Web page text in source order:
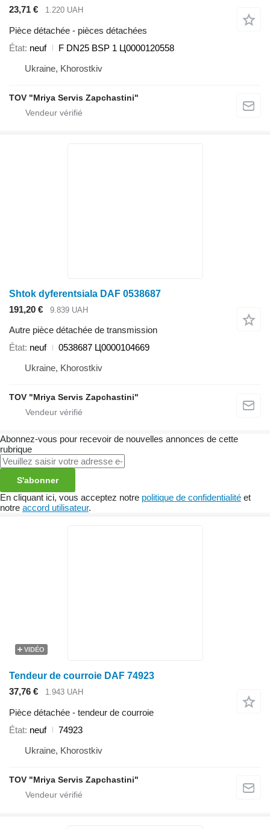
23,71 € 1.220 UAH
Pièce détachée - pièces détachées
État neuf
F DN25 BSP 1 Ц0000120558
Ukraine, Khorostkiv
TOV "Mriya Servis Zapchastini"
Shtok dyferentsiala DAF 0538687
191,20 €
9.839 UAH
Autre pièce détachée de transmission
État neuf
0538687 Ц0000104669
Ukraine, Khorostkiv
TOV "Mriya Servis Zapchastini"
Abonnez-vous pour recevoir de nouvelles annonces de cette
rubrique
S'abonner
En cliquant ici, vous acceptez notre politique de confidentialité et
notre accord utilisateur.
VIDÉO
Tendeur de courroie DAF 74923
37,76 €
1.943 UAH
Pièce détachée - tendeur de courroie
État neuf
74923
Ukraine, Khorostkiv
TOV "Mriya Servis Zapchastini"